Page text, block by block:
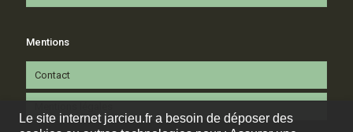
Mentions
Contact
Le site internet jarcieu.fr a besoin de déposer des